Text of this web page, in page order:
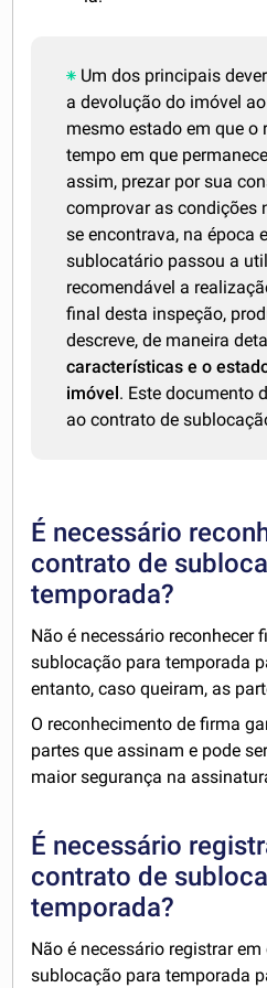
Um dos principais
a devolução do imóvel
mesmo estado em que o
tempo em que
assim, prezar por sua
comprovar as condições
se encontrava, na época
sublocatário passou a
recomendável a
final desta inspeção,
descreve, de maneira
características e o
imóvel. Este documento
ao contrato de
É necessário
contrato de
temporada?
Não é necessário reconhecer
sublocação para temporada
entanto, caso queiram, as
O reconhecimento de firma
partes que assinam e pode
maior segurança na
É necessário
contrato de
temporada?
Não é necessário registrar
sublocação para temporada